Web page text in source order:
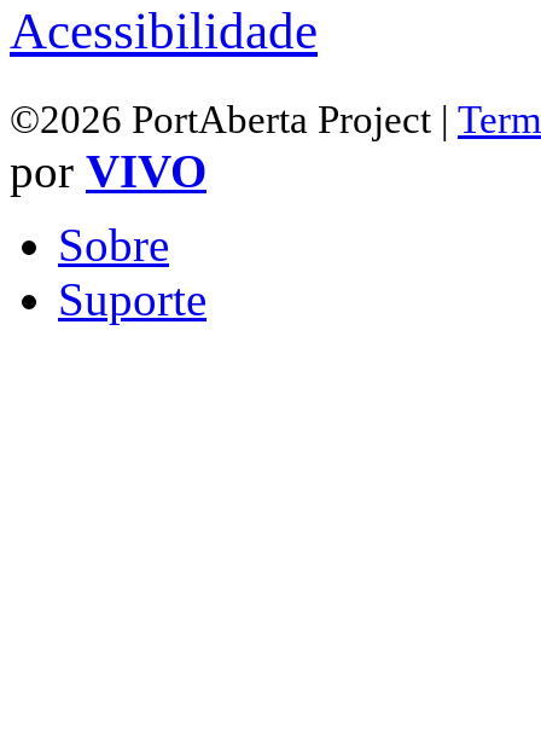
Acessibilidade
©2026 PortAberta Project |
por VIVO
Sobre
Suporte